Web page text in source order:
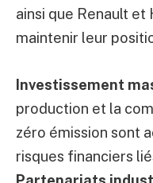
ainsi que Renault
maintenir leur
Investissement
production et la
zéro émission sont
risques financiers